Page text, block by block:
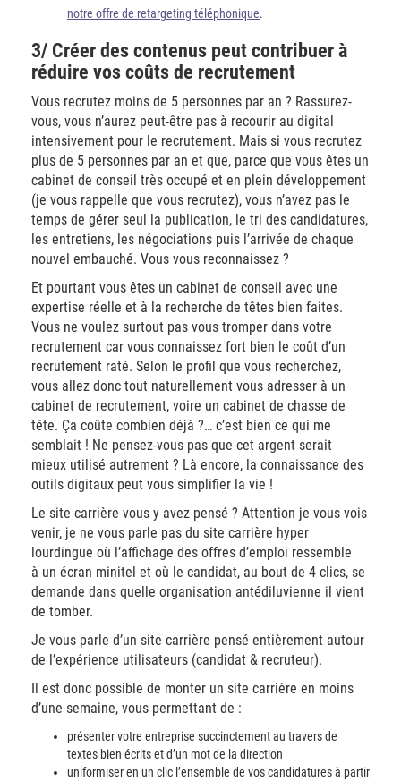
notre offre de retargeting téléphonique.
3/ Créer des contenus peut contribuer à
réduire vos coûts de recrutement
Vous recrutez moins de 5 personnes par an ? Rassurez-
vous, vous n’aurez peut-être pas à recourir au digital
intensivement pour le recrutement. Mais si vous recrutez
plus de 5 personnes par an et que, parce que vous êtes un
cabinet de conseil très occupé et en plein développement
(je vous rappelle que vous recrutez), vous n’avez pas le
temps de gérer seul la publication, le tri des candidatures,
les entretiens, les négociations puis l’arrivée de chaque
nouvel embauché. Vous vous reconnaissez ?
Et pourtant vous êtes un cabinet de conseil avec une
expertise réelle et à la recherche de têtes bien faites.
Vous ne voulez surtout pas vous tromper dans votre
recrutement car vous connaissez fort bien le coût d’un
recrutement raté. Selon le profil que vous recherchez,
vous allez donc tout naturellement vous adresser à un
cabinet de recrutement, voire un cabinet de chasse de
tête. Ça coûte combien déjà ?… c’est bien ce qui me
semblait ! Ne pensez-vous pas que cet argent serait
mieux utilisé autrement ? Là encore, la connaissance des
outils digitaux peut vous simplifier la vie !
Le site carrière vous y avez pensé ? Attention je vous vois
venir, je ne vous parle pas du site carrière hyper
lourdingue où l’affichage des offres d’emploi ressemble
à un écran minitel et où le candidat, au bout de 4 clics, se
demande dans quelle organisation antédiluvienne il vient
de tomber.
Je vous parle d’un site carrière pensé entièrement autour
de l’expérience utilisateurs (candidat & recruteur).
Il est donc possible de monter un site carrière en moins
d’une semaine, vous permettant de :
présenter votre entreprise succinctement au travers de
textes bien écrits et d’un mot de la direction
uniformiser en un clic l’ensemble de vos candidatures à partir